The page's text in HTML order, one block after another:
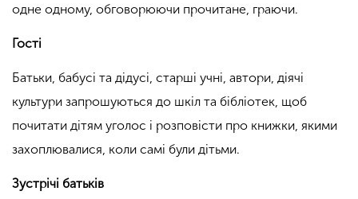
одне одному, обговорюючи прочитане, граючи.
Гості
Батьки, бабусі та дідусі, старші учні, автори, діячі
культури запрошуються до шкіл та бібліотек, щоб
почитати дітям уголос і розповісти про книжки, якими
захоплювалися, коли самі були дітьми.
Зустрічі батьків